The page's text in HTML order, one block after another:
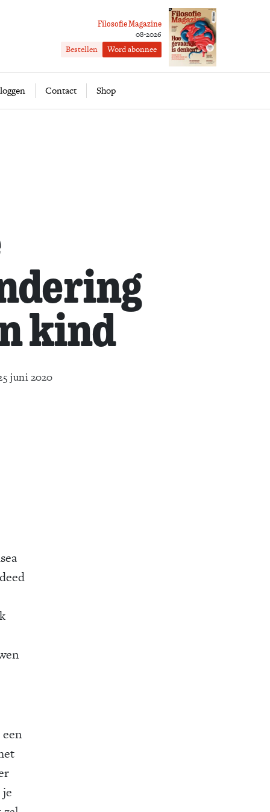
Filosofie Magazine
08-2026
Bestellen Word abonnee
Contact Shop
Word abonnee
kind
juni 2020